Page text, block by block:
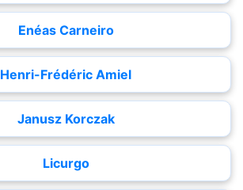
Enéas Carneiro
Henri-Frédéric Amiel
Janusz Korczak
Licurgo